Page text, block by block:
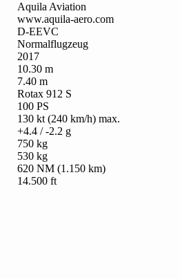
Aquila Aviation
www.aquila-aero.com
D-EEVC
Normalflugzeug
2017
10.30 m
7.40 m
Rotax 912 S
100 PS
130 kt (240 km/h) max.
+4.4 / -2.2 g
750 kg
530 kg
620 NM (1.150 km)
14.500 ft